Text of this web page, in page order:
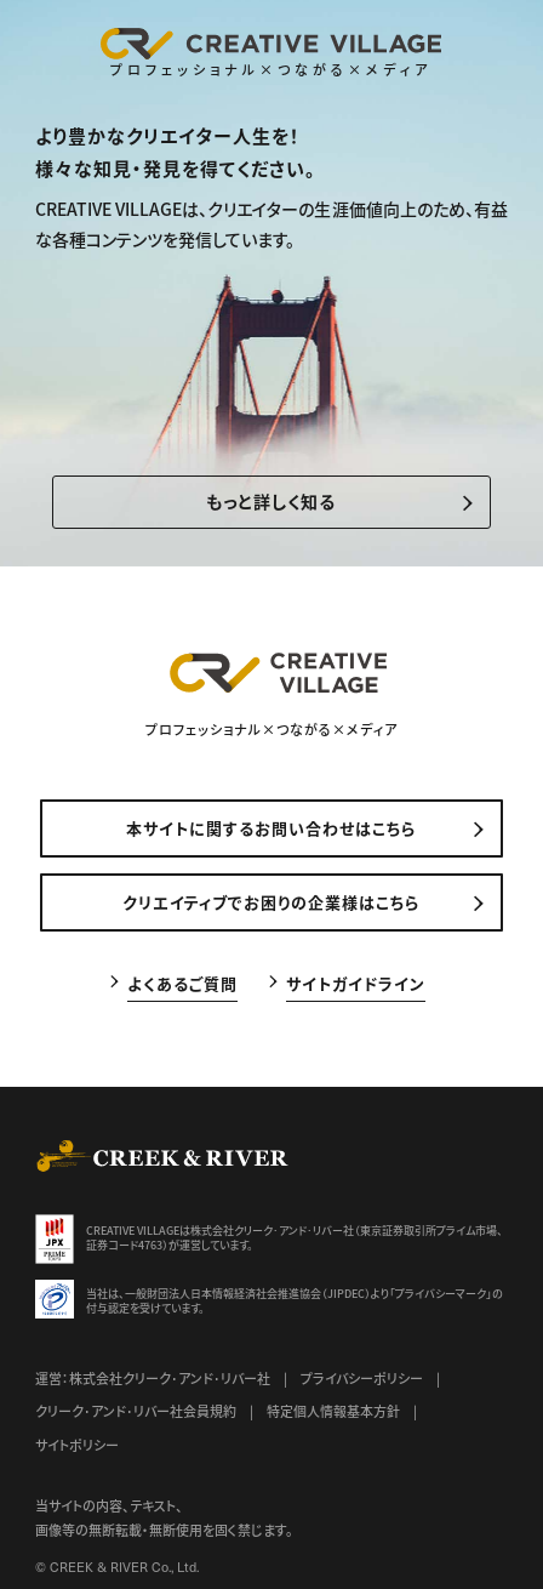
プロフェッショナル×つながる×メディア
より豊かなクリエイター人生を！
様々な知見・発見を得てください。
CREATIVE VILLAGEは、 クリエイターの生涯価値向上のため、有益
な各種コンテンツを発信しています。
もっと詳しく知る
プロフェッショナル×つながる×メディア
本サイトに関するお問い合わせはこちら
クリエイティブでお困りの企業様はこちら
よくあるご質問 サイトガイドライン
CREATIVE VILLAGEは株式会社クリーク･アンド･リバー社（東京証券取引所プライム市場、
証券コード4763）が運営しています。
当社は、一般財団法人日本情報経済社会推進協会（JIPDEC）より 「プライバシーマーク」の
付与認定を受けています。
運営：株式会社クリーク･アンド･リバー社
プライバシーポリシー
クリーク･アンド･リバー社会員規約
特定個人情報基本方針
サイトポリシー
当サイトの内容、テキスト、
画像等の無断転載・無断使用を固く禁じます。
© CREEK & RIVER Co., Ltd.